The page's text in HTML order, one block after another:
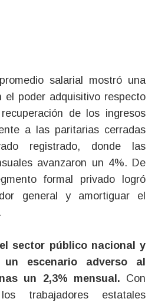
salarial mostró una
el poder adquisitivo respecto
de los ingresos
a las paritarias cerradas
registrado, donde las
avanzaron un 4%. De
formal privado logró
general y amortiguar el
sector público nacional y
escenario adverso al
un 2,3% mensual. Con
trabajadores estatales